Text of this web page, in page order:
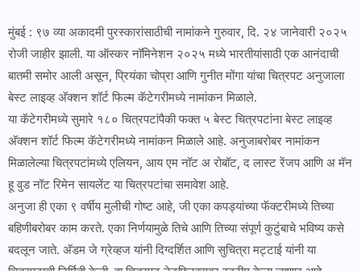
मुंबई : ९७ व्या अकादमी पुरस्कारांसाठीची नामांकने गुरुवार, दि. २४ जानेवारी २०२५
रोजी जाहीर झाली. या ऑस्कर नॉमिनेशन २०२५ मध्ये भारतीयांसाठी एक आनंदाची
बातमी समोर आली असून, प्रियंका चोप्रा आणि गुनीत मोंगा यांचा चित्रपट अनुजाला
बेस्ट लाइव्ह अ‍ॅक्शन शॉर्ट फिल्म कॅटेगरीमध्ये नामांकन मिळाले.
या कॅटेगरीमध्ये सुमारे १८० चित्रपटांपैकी फक्त ५ बेस्ट चित्रपटांना बेस्ट लाइव्ह
अ‍ॅक्शन शॉर्ट फिल्म कॅटेगरीमध्ये नामांकन मिळाले आहे. अनुजाबरोबर नामांकन
मिळालेल्या चित्रपटांमध्ये एलियन, आय एम नॉट अ रोबॉट, द लास्ट रेंजप आणि अ मॅन
हू वुड नॉट रिमेन सायलेंट या चित्रपटांचा समावेश आहे.
अनुजा ही एका ९ वर्षीय मुलीची गोष्ट आहे, जी एका कपड्यांच्या फॅक्टरीमध्ये तिच्या
बहिणीबरोबर काम करते. एका निर्णयामुळे तिचे आणि तिच्या संपूर्ण कुटुंबाचे भविष्य कसे
बदलून जाते. अ‍ॅडम जे ग्रेव्हज यांनी दिग्दर्शित आणि सुचित्रा मट्टाई यांनी या